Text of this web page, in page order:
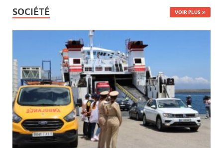
SOCIÉTÉ VOIR PLUS